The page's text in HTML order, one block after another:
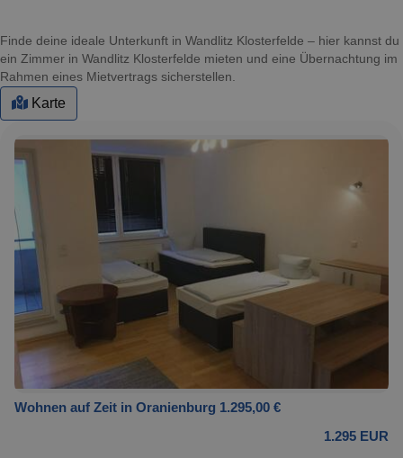
Finde deine ideale Unterkunft in Wandlitz Klosterfelde – hier kannst du
ein Zimmer in Wandlitz Klosterfelde mieten und eine Übernachtung im
Rahmen eines Mietvertrags sicherstellen.
Karte
Wohnen auf Zeit in Oranienburg 1.295,00 €
1.295 EUR